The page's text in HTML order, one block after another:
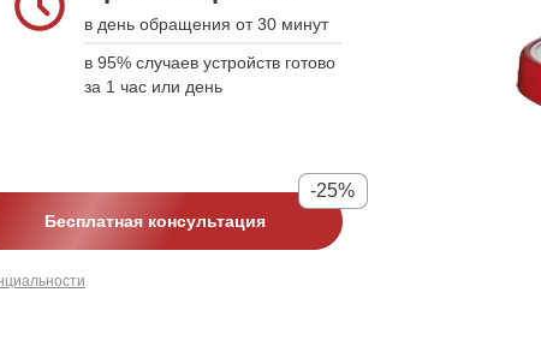
в день обращения от 30 минут
в 95% случаев устройств готово
за 1 час или день
Бесплатная консультация
-25%
в день обращения от 30 минут
в 95% случаев устройств готово за
1 час или день
Бесплатная консультация